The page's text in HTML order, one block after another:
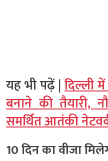
यह भी पढ़ें |दिल्ली में
बनाने की तैयारी,
समर्थित आतंकी
10 दिन का वीजा